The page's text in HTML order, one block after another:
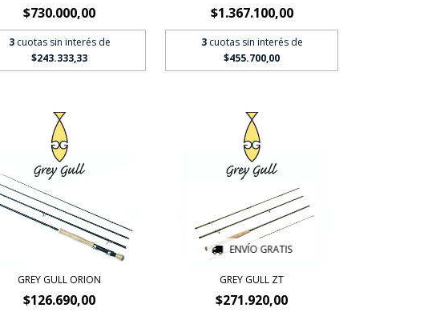
$730.000,00
3 cuotas sin interés de
$243.333,33
$1.367.100,00
3 cuotas sin interés de
$455.700,00
GREY GULL ORION
$126.690,00
ENVÍO GRATIS
GREY GULL ZT
$271.920,00